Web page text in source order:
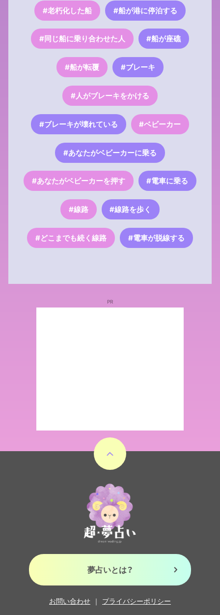
#老朽化した船 #船が港に停泊する
#同じ船に乗り合わせた人 #船が座礁
#船が転覆 #ブレーキ
#人がブレーキをかける
#ブレーキが壊れている #ベビーカー
#あなたがベビーカーに乗る
#あなたがベビーカーを押す #電車に乗る
#線路 #線路を歩く
#どこまでも続く線路 #電車が脱線する
夢占いとは？
お問い合わせ プライバシーポリシー